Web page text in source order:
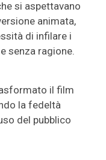
si aspettavano
animata,
di infilare i
senza ragione.
il film
la fedeltà
del pubblico